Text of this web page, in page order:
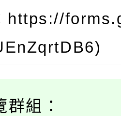
https://
群組：